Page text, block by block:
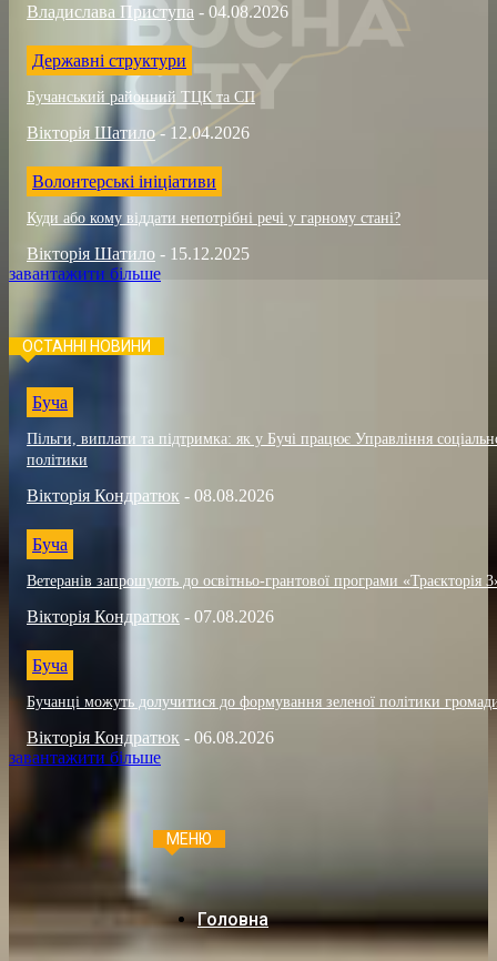
Владислава Приступа - 04.08.2026
Державні структури
Бучанський районний ТЦК та СП
Вікторія Шатило - 12.04.2026
Волонтерські ініціативи
Куди або кому віддати непотрібні речі у гарному стані?
Вікторія Шатило - 15.12.2025
завантажити більше
ОСТАННІ НОВИНИ
Буча
Пільги, виплати та підтримка: як у Бучі працює Управління
політики
Вікторія Кондратюк - 08.08.2026
Буча
Ветеранів запрошують до освітньо-грантової програми «Траєкторія
Вікторія Кондратюк - 07.08.2026
Буча
Бучанці можуть долучитися до формування зеленої політики
Вікторія Кондратюк - 06.08.2026
завантажити більше
МЕНЮ
Головна